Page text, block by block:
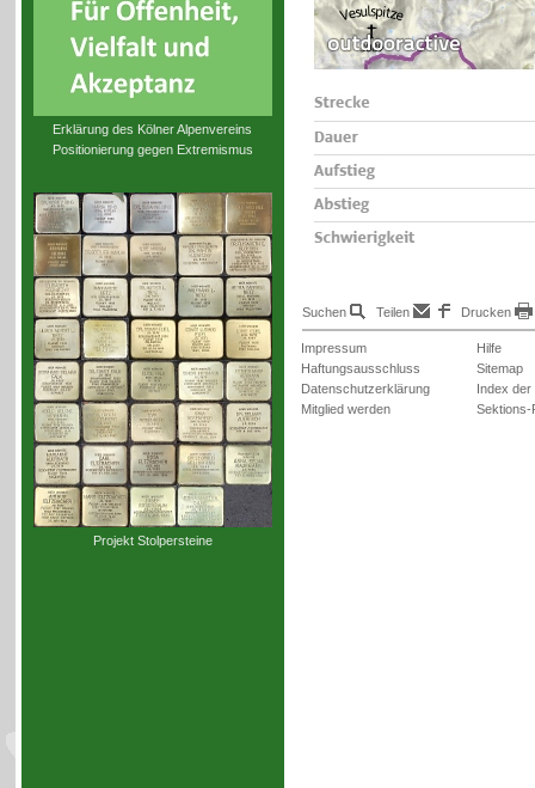
Erklärung des Kölner Alpenvereins
Positionierung gegen Extremismus
Projekt Stolpersteine
Suchen Teilen Drucken
Impressum
Haftungsausschluss
Datenschutzerklärung
Mitglied werden
Hilfe
Sitemap
Index der
Sektions-